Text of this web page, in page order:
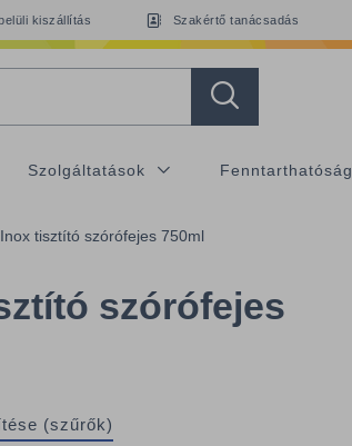
kiszállítás Szakértő tanácsadás
Szolgáltatások Fenntarthatóság
tisztító szórófejes 750ml
szórófejes
(szűrők)